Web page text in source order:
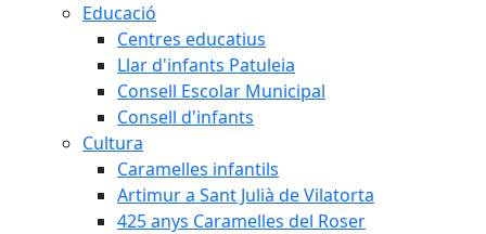
Educació
Centres educatius
Llar d'infants Patuleia
Consell Escolar Municipal
Consell d'infants
Cultura
Caramelles infantils
Artimur a Sant Julià de Vilatorta
425 anys Caramelles del Roser